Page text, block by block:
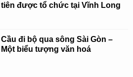
tiên được tổ chức tại Vĩnh Long
Cầu đi bộ qua sông Sài Gòn –
Một biểu tượng văn hoá